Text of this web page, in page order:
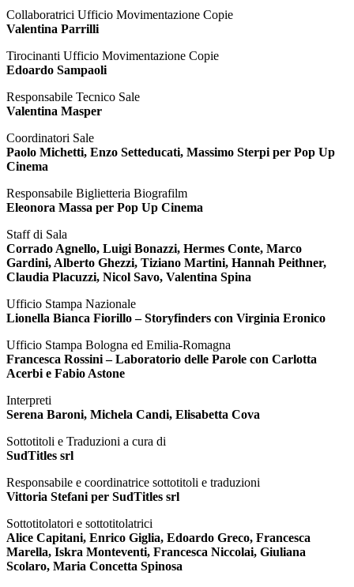
Collaboratrici Ufficio Movimentazione Copie
Valentina Parrilli
Tirocinanti Ufficio Movimentazione Copie
Edoardo Sampaoli
Responsabile Tecnico Sale
Valentina Masper
Coordinatori Sale
Paolo Michetti, Enzo Setteducati, Massimo Sterpi per Pop Up
Cinema
Responsabile Biglietteria Biografilm
Eleonora Massa per Pop Up Cinema
Staff di Sala
Corrado Agnello, Luigi Bonazzi, Hermes Conte, Marco
Gardini, Alberto Ghezzi, Tiziano Martini, Hannah Peithner,
Claudia Placuzzi, Nicol Savo, Valentina Spina
Ufficio Stampa Nazionale
Lionella Bianca Fiorillo – Storyfinders con Virginia Eronico
Ufficio Stampa Bologna ed Emilia-Romagna
Francesca Rossini – Laboratorio delle Parole con Carlotta
Acerbi e Fabio Astone
Interpreti
Serena Baroni, Michela Candi, Elisabetta Cova
Sottotitoli e Traduzioni a cura di
SudTitles srl
Responsabile e coordinatrice sottotitoli e traduzioni
Vittoria Stefani per SudTitles srl
Sottotitolatori e sottotitolatrici
Alice Capitani, Enrico Giglia, Edoardo Greco, Francesca
Marella, Iskra Monteventi, Francesca Niccolai, Giuliana
Scolaro, Maria Concetta Spinosa